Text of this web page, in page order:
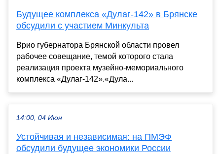
Будущее комплекса «Дулаг-142» в Брянске
обсудили с участием Минкульта
Врио губернатора Брянской области провел
рабочее совещание, темой которого стала
реализация проекта музейно-мемориального
комплекса «Дулаг-142».«Дула...
14:00, 04 Июн
Устойчивая и независимая: на ПМЭФ
обсудили будущее экономики России